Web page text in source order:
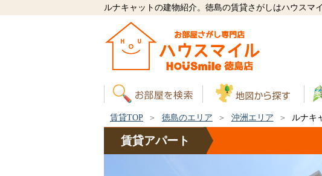
ルナキャットの建物紹介。徳島の賃貸さがしはハウスマ
賃貸TOP 徳島のエリア 沖洲エリア ルナキ
賃貸アパート